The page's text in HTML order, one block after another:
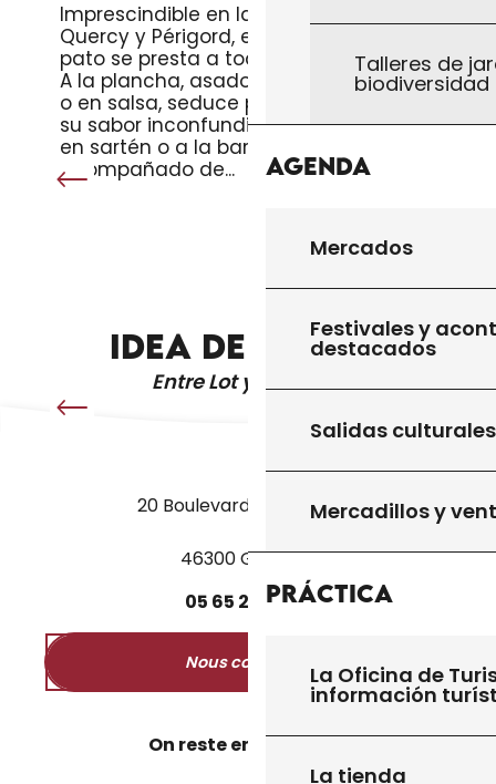
Talleres de
biodiversidad
Agenda
Mercados
Festivales y
destacados
Salidas culturales
Mercadillos y
Práctica
La Oficina de
información
La tienda
Imprescindible en las regiones de
Quercy y Périgord, el magret de
pato se presta a todos los gustos.
A la plancha, asado, en ensalada
o en salsa, seduce por su ternura y
su sabor inconfundible. Cocinado
en sartén o a la barbacoa,
acompañado de...
IDEA DE RECETA
Entre Lot y Dordoña
20 Boulevard des Martyrs
46300 Gourdon
05 65 27 5250
Nous contacter
On reste en contact ?